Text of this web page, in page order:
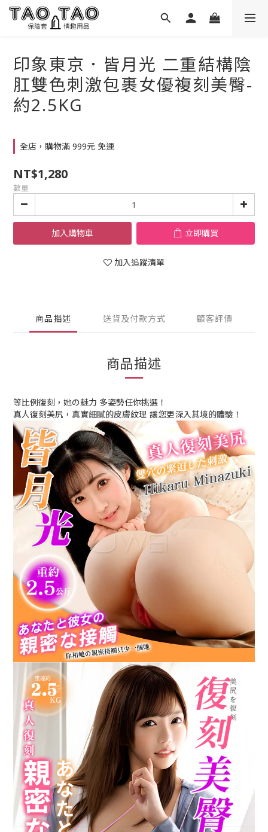
印象東京．皆月光 二重結構陰
肛雙色刺激包裹女優複刻美臀-
約2.5KG
全店，購物滿 999元 免運
NT$1,280
數量
加入購物車 立即購買
加入追蹤清單
商品描述 送貨及付款方式 顧客評價
商品描述
等比例復刻，她の魅力 多姿勢任你挑選！
真人復刻美尻，真實細膩的皮膚紋理 讓您更深入其境的體驗！